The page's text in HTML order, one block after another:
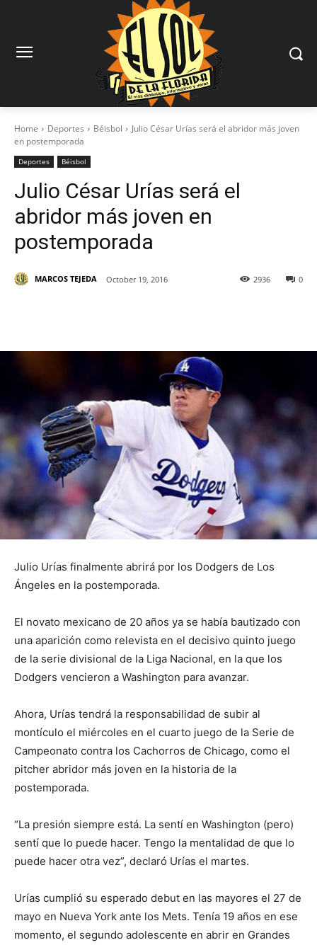
Home Deportes Béisbol
Julio César Urías será el abridor más joven
en postemporada
Deportes Béisbol
Julio César Urías será el
abridor más joven en
postemporada
MARCOS TEJEDA October 19, 2016 0
2936
Julio Urías finalmente abrirá por los Dodgers de Los
Ángeles en la postemporada.
El novato mexicano de 20 años ya se había bautizado con
una aparición como relevista en el decisivo quinto juego
de la serie divisional de la Liga Nacional, en la que los
Dodgers vencieron a Washington para avanzar.
Ahora, Urías tendrá la responsabilidad de subir al
montículo el miércoles en el cuarto juego de la Serie de
Campeonato contra los Cachorros de Chicago, como el
pitcher abridor más joven en la historia de la
postemporada.
“La presión siempre está. La sentí en Washington (pero)
sentí que lo puede hacer. Tengo la mentalidad de que lo
puede hacer otra vez”, declaró Urías el martes.
Urías cumplió su esperado debut en las mayores el 27 de
mayo en Nueva York ante los Mets. Tenía 19 años en ese
momento, el segundo adolescente en abrir en Grandes